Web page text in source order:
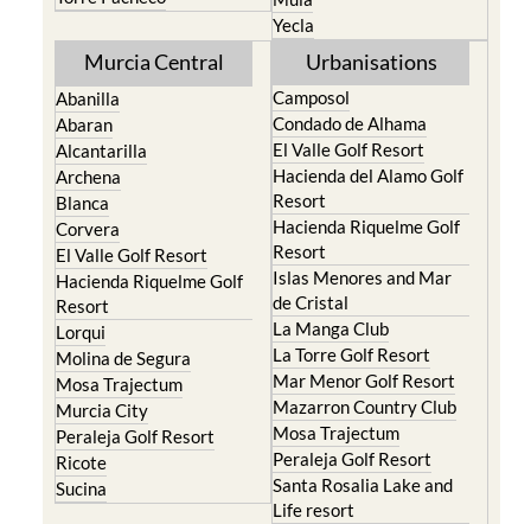
Archena
Blanca
Corvera
El Valle Golf Resort
Hacienda Riquelme Golf
Resort
Lorqui
Molina de Segura
Mosa Trajectum
Murcia City
Peraleja Golf Resort
Ricote
Sucina
Hacienda del Alamo Golf
Resort
Hacienda Riquelme Golf
Resort
Islas Menores and Mar
de Cristal
La Manga Club
La Torre Golf Resort
Mar Menor Golf Resort
Mazarron Country Club
Mosa Trajectum
Peraleja Golf Resort
Santa Rosalia Lake and
Life resort
Terrazas de la Torre Golf
Resort
La Zenia
Lomas de Cabo Roig
Important Topics: